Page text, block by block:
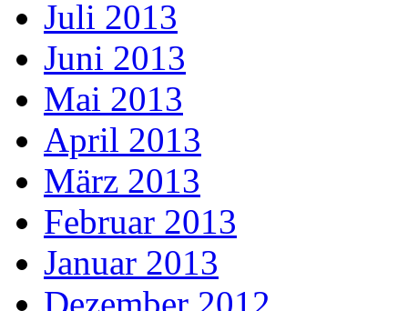
Juli 2013
Juni 2013
Mai 2013
April 2013
März 2013
Februar 2013
Januar 2013
Dezember 2012